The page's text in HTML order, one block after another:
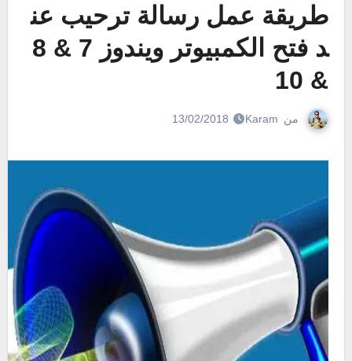
طريقة عمل رسالة ترحيب عن
د فتح الكمبيوتر ويندوز 7 & 8
& 10
من Karam
13/02/2018